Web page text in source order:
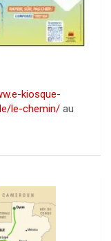
kiosque-
le-chemin/ au